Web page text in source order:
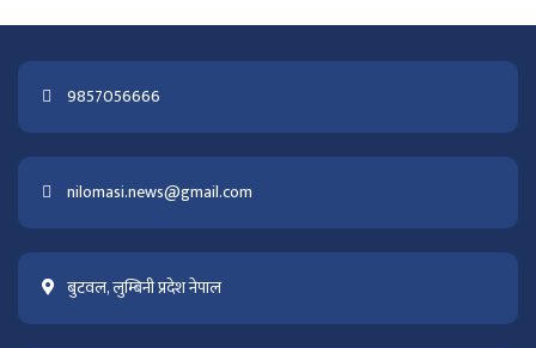
9857056666
nilomasi.news@gmail.com
बुटवल, लुम्बिनी प्रदेश नेपाल